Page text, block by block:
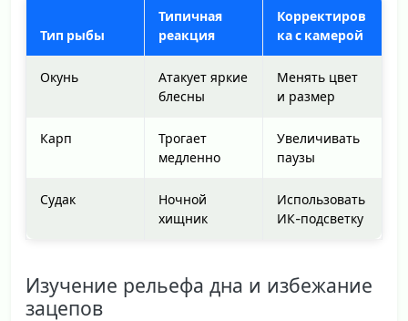
Тип рыбы
Типичная
реакция
Корректиров
ка с камерой
Окунь
Атакует яркие
блесны
Менять цвет
и размер
Карп
Трогает
медленно
Увеличивать
паузы
Судак
Ночной
хищник
Использовать
ИК-подсветку
Изучение рельефа дна и избежание
зацепов